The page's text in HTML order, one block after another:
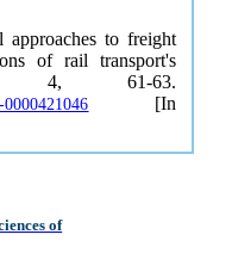
to freight
of rail transport's
61-63.
[In
of